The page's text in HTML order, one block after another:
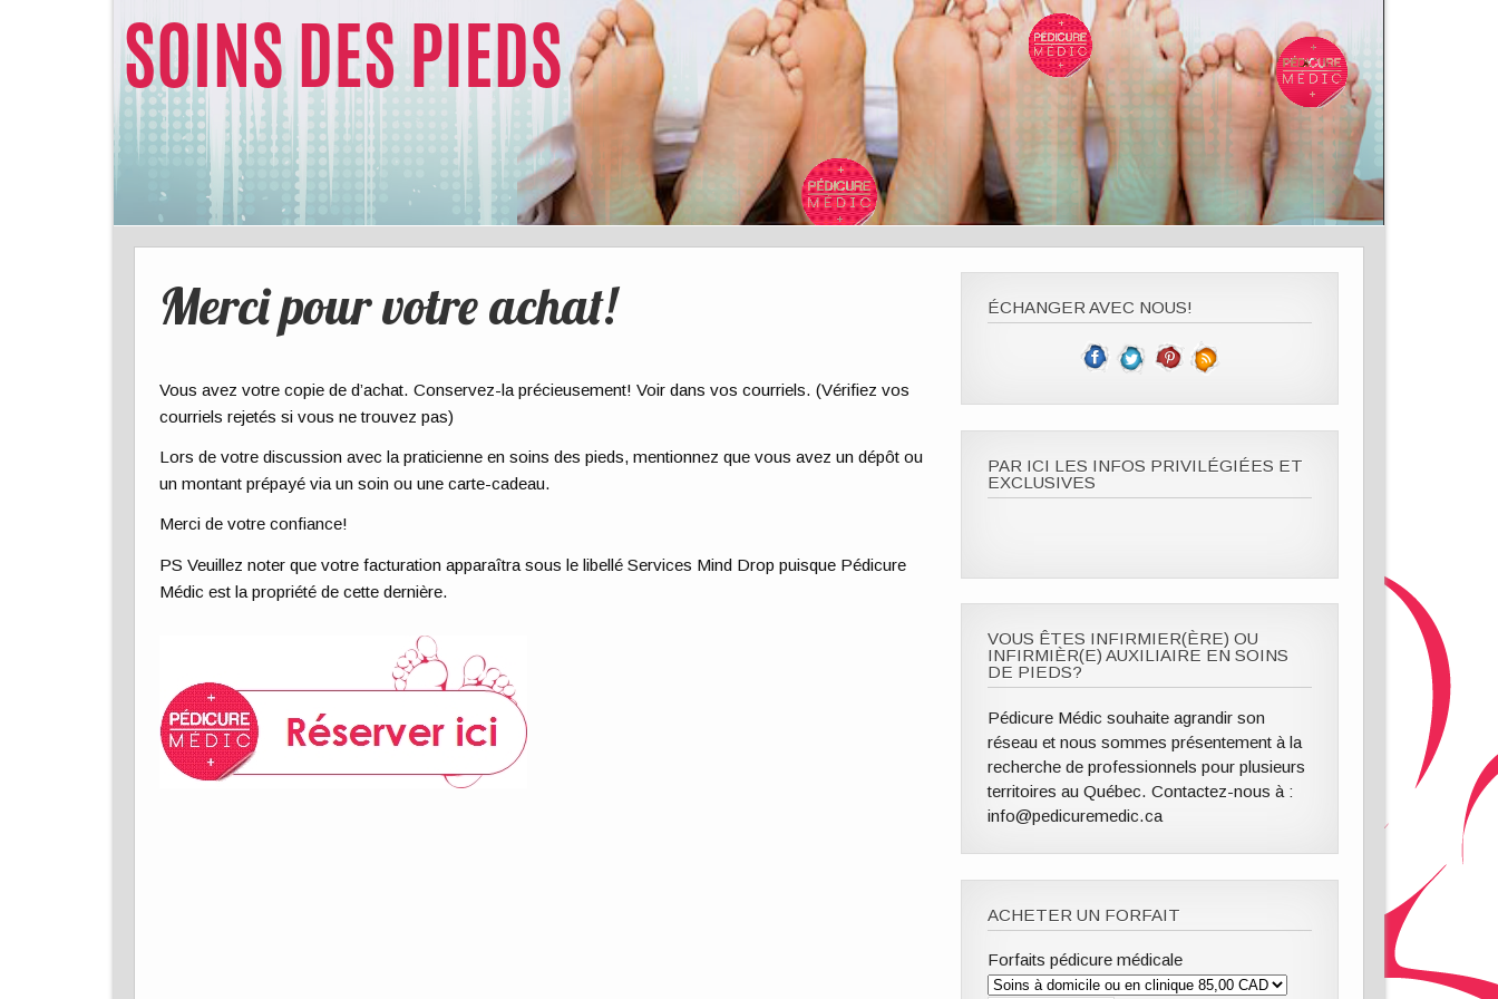
Merci pour votre achat!
Vous avez votre copie de d’achat. Conservez-la précieusement! Voir dans vos courriels. (Vérifiez vos
courriels rejetés si vous ne trouvez pas)
Lors de votre discussion avec la praticienne en soins des pieds, mentionnez que vous avez un dépôt ou
un montant prépayé via un soin ou une carte-cadeau.
Merci de votre confiance!
PS Veuillez noter que votre facturation apparaîtra sous le libellé Services Mind Drop puisque Pédicure
Médic est la propriété de cette dernière.
ÉCHANGER AVEC NOUS!
PAR ICI LES INFOS PRIVILÉGIÉES ET
EXCLUSIVES
VOUS ÊTES INFIRMIER(ÈRE) OU
INFIRMIÈR(E) AUXILIAIRE EN SOINS
DE PIEDS?
Pédicure Médic souhaite agrandir son
réseau et nous sommes présentement à la
recherche de professionnels pour plusieurs
territoires au Québec. Contactez-nous à :
info@pedicuremedic.ca
ACHETER UN FORFAIT
Forfaits pédicure médicale